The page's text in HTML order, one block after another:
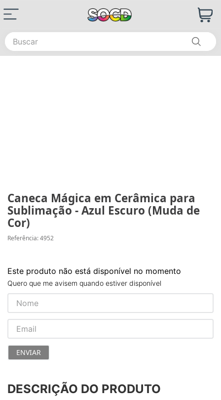
Buscar
Caneca Mágica em Cerâmica para
Sublimação - Azul Escuro (Muda de
Cor)
Referência:4952
Este produto não está disponível no momento
Quero que me avisem quando estiver disponível
ENVIAR
DESCRIÇÃO DO PRODUTO